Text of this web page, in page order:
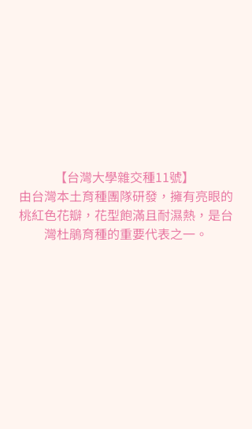
【台灣大學雜交種11號】
由台灣本土育種團隊研發，擁有亮眼的
桃紅色花瓣，花型飽滿且耐濕熱，是台
灣杜鵑育種的重要代表之一。